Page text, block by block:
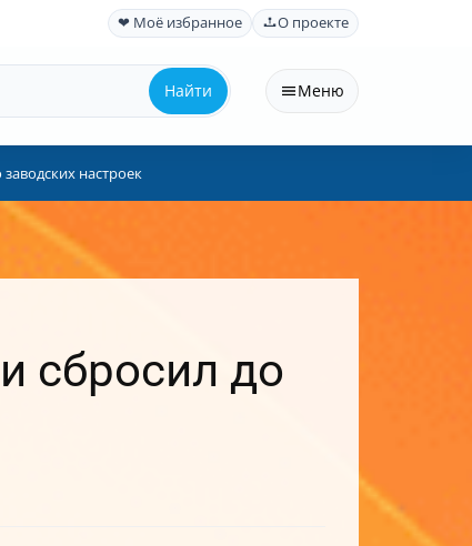
❤ Моё избранное О проекте
Найти Меню
настроек
сбросил до